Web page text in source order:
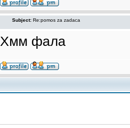
Subject: Re:pomos za zadaca
Хмм фала